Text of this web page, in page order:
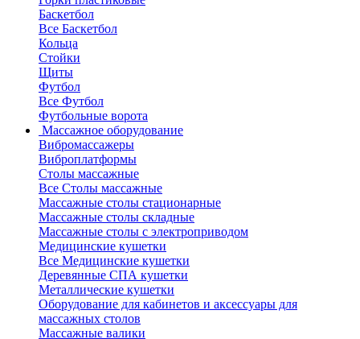
Баскетбол
Все Баскетбол
Кольца
Стойки
Щиты
Футбол
Все Футбол
Футбольные ворота
Массажное оборудование
Вибромассажеры
Виброплатформы
Столы массажные
Все Столы массажные
Массажные столы стационарные
Массажные столы складные
Массажные столы с электроприводом
Медицинские кушетки
Все Медицинские кушетки
Деревянные СПА кушетки
Металлические кушетки
Оборудование для кабинетов и аксессуары для
массажных столов
Массажные валики